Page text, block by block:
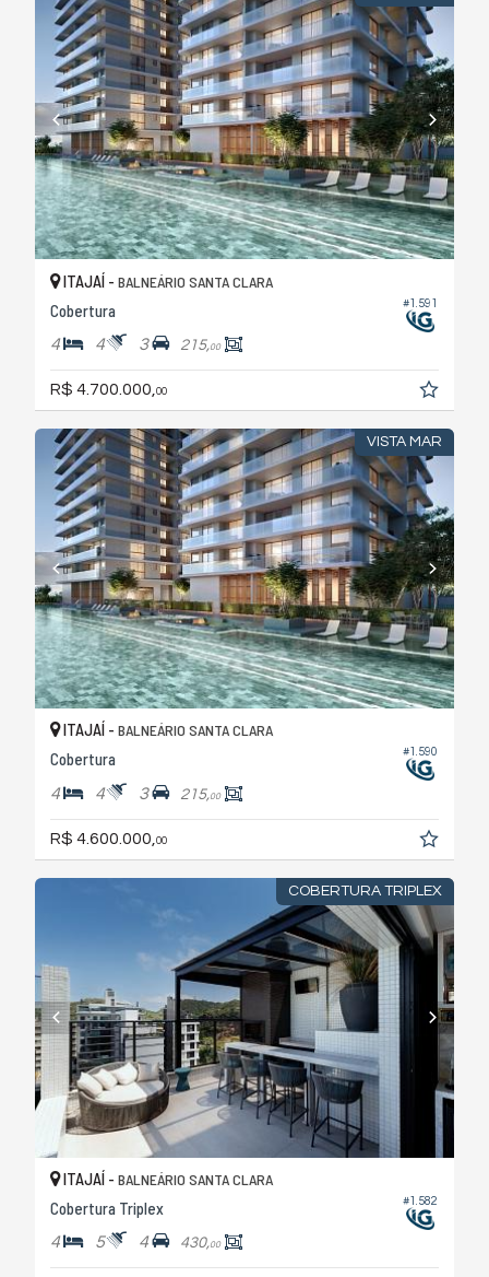
#1.591
ITAJAÍ - BALNEÁRIO SANTA CLARA
Cobertura
4 4 3 215,00
R$ 4.700.000, 00
VISTA MAR
#1.590
ITAJAÍ - BALNEÁRIO SANTA CLARA
Cobertura
4 4 3 215,00
R$ 4.600.000, 00
COBERTURA TRIPLEX
#1.582
ITAJAÍ - BALNEÁRIO SANTA CLARA
Cobertura Triplex
4 5 4 430,00